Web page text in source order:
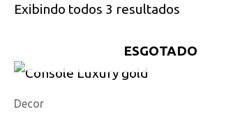
Exibindo todos 3 resultados
ESGOTADO
Decor